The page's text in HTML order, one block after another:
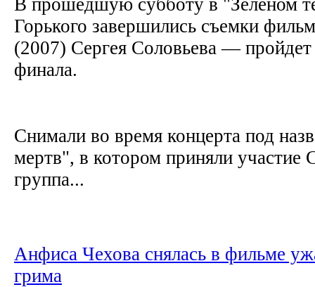
Горького завершились съемки
(2007) Сергея Соловьева — пройдет
финала.
Снимали во время концерта под
мертв", в котором приняли
группа...
Анфиса Чехова снялась в фильме
грима